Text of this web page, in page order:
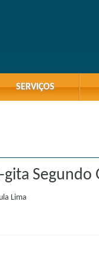
SERVIÇOS
gita Segundo
Lima